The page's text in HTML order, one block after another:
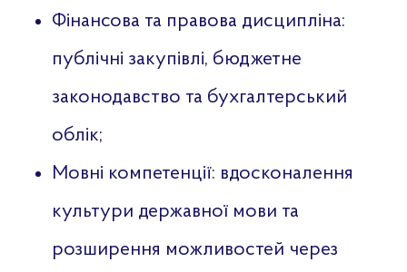
Фінансова та правова дисципліна:
публічні закупівлі, бюджетне
законодавство та бухгалтерський
облік;
Мовні компетенції: вдосконалення
культури державної мови та
розширення можливостей через